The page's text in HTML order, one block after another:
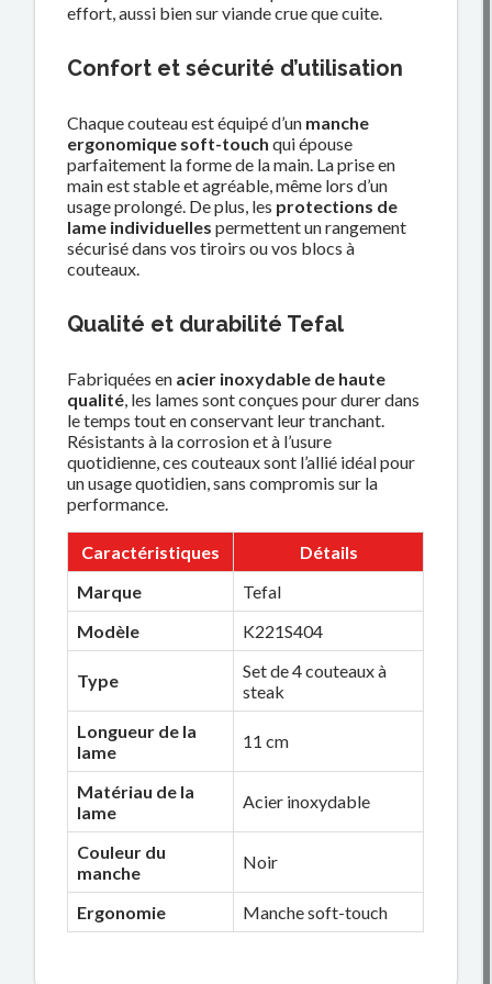
effort, aussi bien sur viande crue que cuite.
Confort et sécurité d’utilisation
Chaque couteau est équipé d’un manche
ergonomique soft-touch qui épouse
parfaitement la forme de la main. La prise en
main est stable et agréable, même lors d’un
usage prolongé. De plus, les protections de
lame individuelles permettent un rangement
sécurisé dans vos tiroirs ou vos blocs à
couteaux.
Qualité et durabilité Tefal
Fabriquées en acier inoxydable de haute
qualité, les lames sont conçues pour durer dans
le temps tout en conservant leur tranchant.
Résistants à la corrosion et à l’usure
quotidienne, ces couteaux sont l’allié idéal pour
un usage quotidien, sans compromis sur la
performance.
Caractéristiques
Détails
Marque
Tefal
Modèle
K221S404
Type
Set de 4 couteaux à
steak
Longueur de la
lame
11 cm
Matériau de la
lame
Acier inoxydable
Couleur du
manche
Noir
Ergonomie Manche soft-touch